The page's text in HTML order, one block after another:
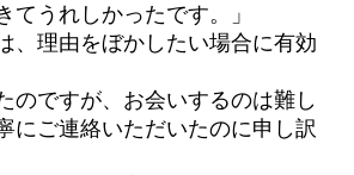
てうれしかったです。」
、理由をぼかしたい場合に有効
のですが、お会いするのは難し
にご連絡いただいたのに申し訳